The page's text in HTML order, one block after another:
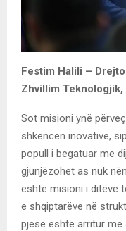
Festim Halili –
Zhvillim Teknologjik,
Sot misioni ynë
shkencën inovative,
popull i begatuar me
gjunjëzohet as nuk
është misioni i ditëve
e shqiptarëve në
pjesë është arritur me